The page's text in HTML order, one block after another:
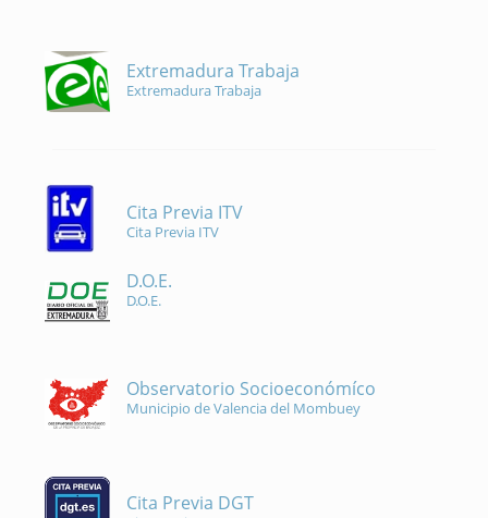
Extremadura Trabaja
Extremadura Trabaja
Cita Previa ITV
Cita Previa ITV
D.O.E.
D.O.E.
Observatorio Socioeconómíco
Municipio de Valencia del Mombuey
Cita Previa DGT